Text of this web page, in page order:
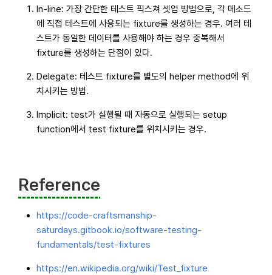
In-line: 가장 간단한 테스트 픽스쳐 셋업 방법으로, 각 메소드
에 직접 테스트에 사용되는 fixture를 생성하는 경우. 여러 테
스트가 동일한 데이터를 사용해야 하는 경우 중복해서
fixture를 생성하는 단점이 있다.
Delegate: 테스트 fixture를 별도의 helper method에 위
치시키는 방법.
Implicit: test가 실행될 때 자동으로 실행되는 setup
function에서 test fixture를 위치시키는 경우.
Reference
https://code-craftsmanship-
saturdays.gitbook.io/software-testing-
fundamentals/test-fixtures
https://en.wikipedia.org/wiki/Test_fixture